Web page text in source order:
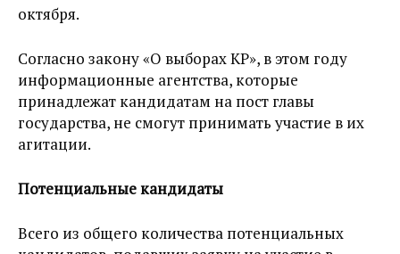
октября.
Согласно закону «О выборах КР», в этом году
информационные агентства, которые
принадлежат кандидатам на пост главы
государства, не смогут принимать участие в их
агитации.
Потенциальные кандидаты
Всего из общего количества потенциальных